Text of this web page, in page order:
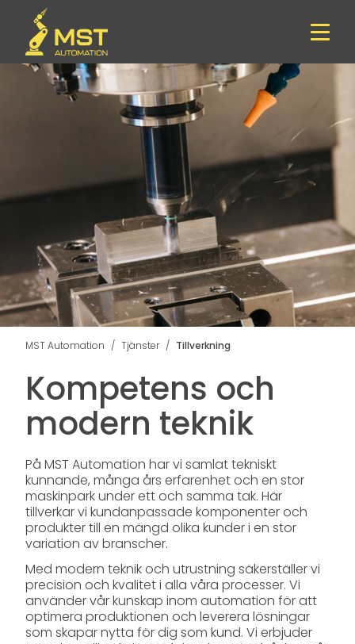
MST Automation Tjänster Tillverkning
Kompetens och
modern teknik
På MST Automation har vi samlat tekniskt
kunnande, många års erfarenhet och en stor
maskinpark under ett och samma tak. Här
tillverkar vi kundanpassade komponenter och
produkter till en mängd olika kunder i en stor
variation av branscher.
Med modern teknik och utrustning säkerställer vi
precision och kvalitet i alla våra processer. Vi
använder vår kunskap inom automation för att
optimera produktionen och leverera lösningar
som skapar nytta för dig som kund. Vi erbjuder